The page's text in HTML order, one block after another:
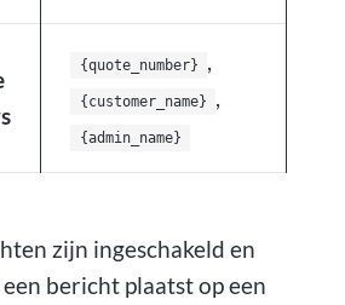
{quote_number} ,
{customer_name} ,
{admin_name}
zijn ingeschakeld en
bericht plaatst op een